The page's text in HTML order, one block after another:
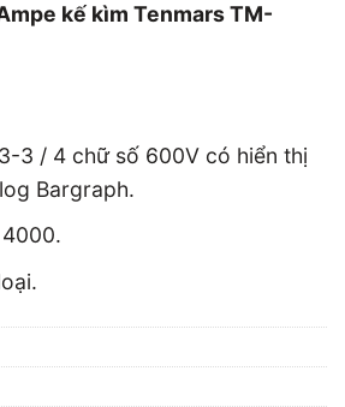
kế kìm Tenmars TM-
3 / 4 chữ số 600V có hiển thị
Bargraph.